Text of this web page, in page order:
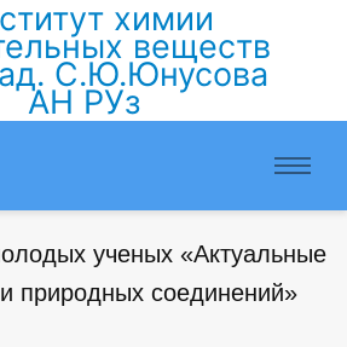
химии
веществ
С.Ю.Юнусова
АН РУз
ученых «Актуальные
природных соединений»